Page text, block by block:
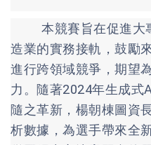
本競賽旨在促進大專
造業的實務接軌，鼓勵
進行跨領域競爭，期望
力。隨著2024年生成式
隨之革新，楊朝棟圖資
析數據，為選手帶來全